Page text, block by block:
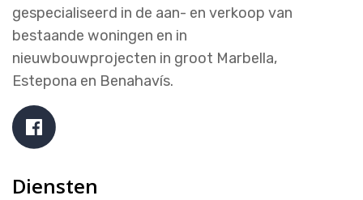
gespecialiseerd in de aan- en verkoop van
bestaande woningen en in
nieuwbouwprojecten in groot Marbella,
Estepona en Benahavís.
Diensten